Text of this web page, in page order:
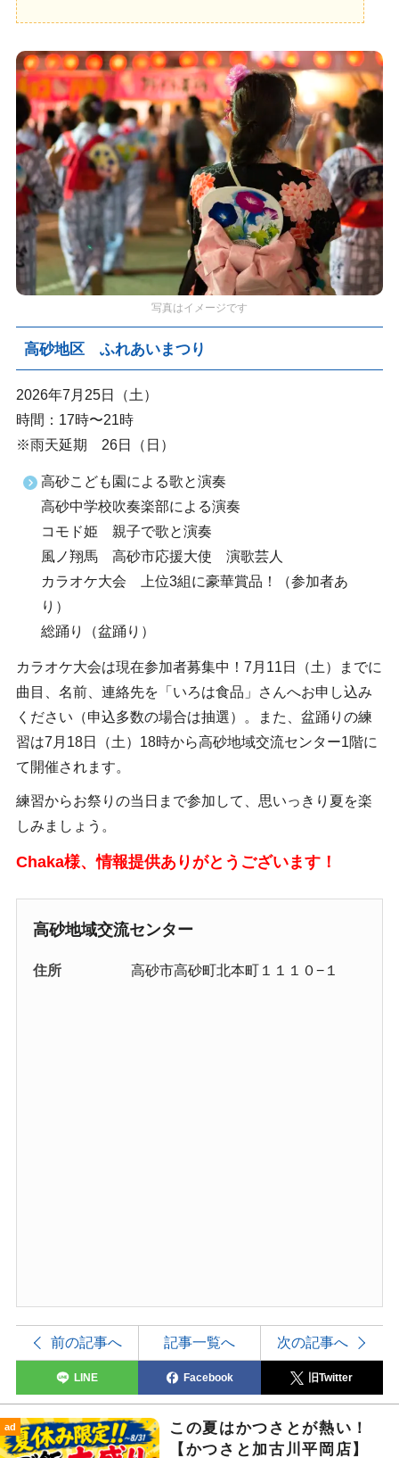
写真はイメージです
高砂地区 ふれあいまつり
2026年7月25日（土）
時間：17時〜21時
※雨天延期 26日（日）
高砂こども園による歌と演奏
高砂中学校吹奏楽部による演奏
コモド姫 親子で歌と演奏
風ノ翔馬 高砂市応援大使 演歌芸人
カラオケ大会 上位3組に豪華賞品！（参加者あ
り）
総踊り（盆踊り）
カラオケ大会は現在参加者募集中！7月11日（土）までに
曲目、名前、連絡先を「いろは食品」さんへお申し込み
ください（申込多数の場合は抽選）。また、盆踊りの練
習は7月18日（土）18時から高砂地域交流センター1階に
て開催されます。
練習からお祭りの当日まで参加して、思いっきり夏を楽
しみましょう。
Chaka様、情報提供ありがとうございます！
高砂地域交流センター
住所 高砂市高砂町北本町１１１０−１
前の記事へ 記事一覧へ 次の記事へ
LINE Facebook 旧Twitter
ad
この夏はかつさとが熱い！
【かつさと加古川平岡店】